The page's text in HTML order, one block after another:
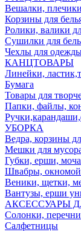
Вешалки, плечики
Корзины для
Ролики, валики
Сушилки для
Чехлы для
КАНЦТОВАРЫ
Линейки,
Бумага
Товары для
Папки, файлы,
УБОРКА
Ведра, корзины
Мешки для
Губки, ерши,
Швабры,
Веники, щетки,
Вантузы, ерши
АКСЕССУАРЫ
Солонки,
Салфетницы